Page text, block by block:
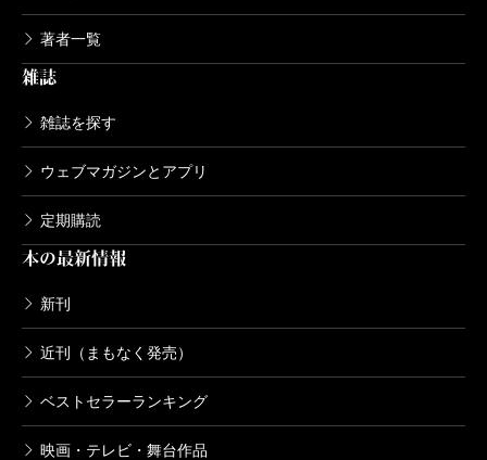
著者一覧
雑誌
雑誌を探す
ウェブマガジンとアプリ
定期購読
本の最新情報
新刊
近刊（まもなく発売）
ベストセラーランキング
映画・テレビ・舞台作品